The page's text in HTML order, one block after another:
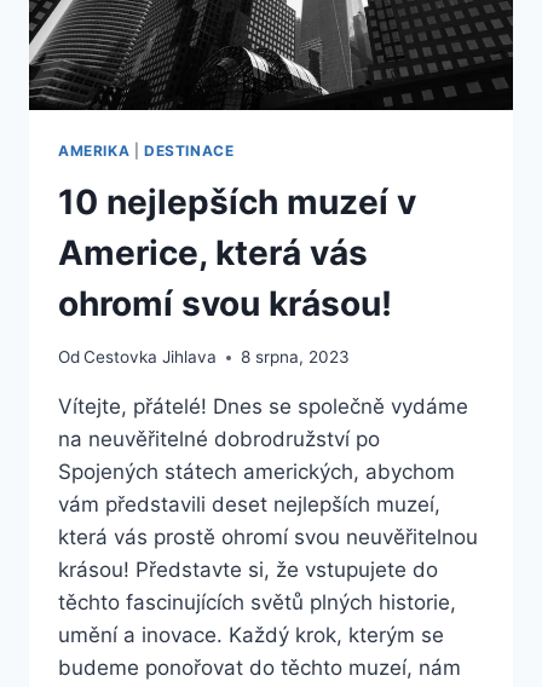
AMERIKA DESTINACE
10 nejlepších muzeí v
Americe, která vás
ohromí svou krásou!
OdCestovka Jihlava 8 srpna, 2023
Vítejte, přátelé! Dnes se společně vydáme
na neuvěřitelné dobrodružství po
Spojených státech amerických, abychom
vám představili deset nejlepších muzeí,
která vás prostě ohromí svou neuvěřitelnou
krásou! Představte si, že vstupujete do
těchto fascinujících světů plných historie,
umění a inovace. Každý krok, kterým se
budeme ponořovat do těchto muzeí, nám